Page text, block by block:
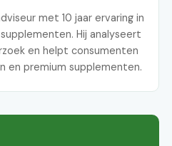
met 10 jaar ervaring in
Hij analyseert
en helpt consumenten
en premium supplementen.